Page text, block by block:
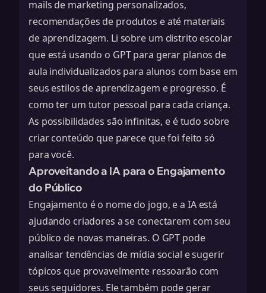
mails de marketing personalizados,
recomendações de produtos e até materiais
de aprendizagem. Li sobre um distrito escolar
que está usando o GPT para gerar planos de
aula individualizados para alunos com base em
seus estilos de aprendizagem e progresso. É
como ter um tutor pessoal para cada criança.
As possibilidades são infinitas, e é tudo sobre
criar conteúdo que parece que foi feito só
para você.
Aproveitando a IA para o Engajamento
do Público
Engajamento é o nome do jogo, e a IA está
ajudando criadores a se conectarem com seu
público de novas maneiras. O GPT pode
analisar tendências de mídia social e sugerir
tópicos que provavelmente ressoarão com
seus seguidores. Ele também pode gerar